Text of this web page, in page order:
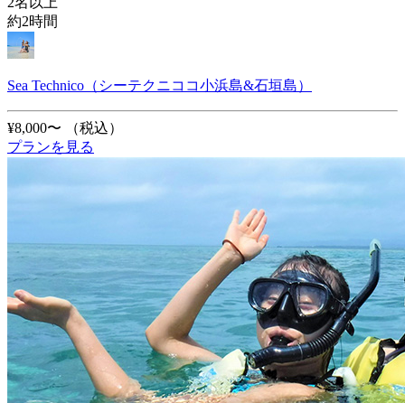
約2時間
Sea Technico（シーテクニココ小浜島&石垣島）
¥8,000〜
（税込）
プランを見る